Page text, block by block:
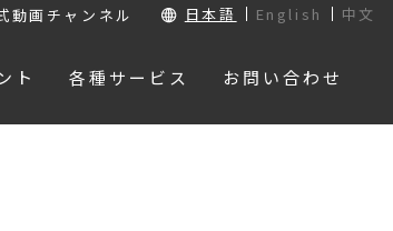
動画チャンネル 日本語 English 中文
ト 各種サービス お問い合わせ